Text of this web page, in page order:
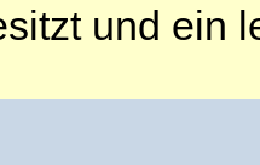
und ein